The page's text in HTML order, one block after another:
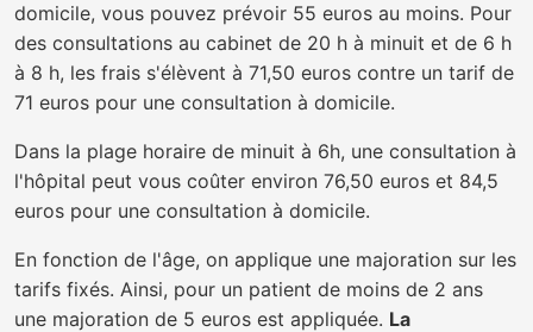
domicile, vous pouvez prévoir 55 euros au moins. Pour
des consultations au cabinet de 20 h à minuit et de 6 h
à 8 h, les frais s'élèvent à 71,50 euros contre un tarif de
71 euros pour une consultation à domicile.
Dans la plage horaire de minuit à 6h, une consultation à
l'hôpital peut vous coûter environ 76,50 euros et 84,5
euros pour une consultation à domicile.
En fonction de l'âge, on applique une majoration sur les
tarifs fixés. Ainsi, pour un patient de moins de 2 ans
une majoration de 5 euros est appliquée. La